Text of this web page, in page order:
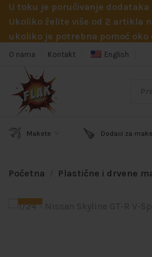
U toku je poručivanje dodataka
Ukoliko želite više od 2 artikla
ukoliko je potrebna pomoć oko
O nama Kontakt English
Makete Dodaci za
Početna Plastične i drvene